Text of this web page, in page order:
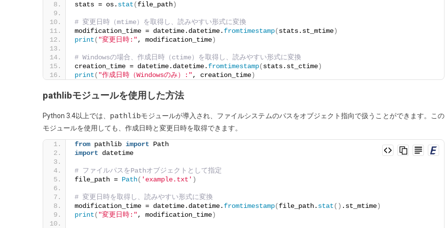
時
を
取
得
す
法
は？
stats = os. stat(file_path)
# 変更日時（mtime）を取得し、読みやすい形式に変換
modification_time = datetime.datetime. fromtimestamp(stats.st_mtime)
print( "変更日時:", modification_time)
# Windowsの場合、作成日時（ctime）を取得し、読みやすい形式に変換
creation_time = datetime.datetime. fromtimestamp(stats.st_ctime)
print( "作成日時（Windowsのみ）:", creation_time)
pathlibモジュールを使用した方法
Python 3.4以上では、 pathlibモジュールが導入され、ファイルシステムのパスをオブジェクト指向で扱うことができます。この
モジュールを使用しても、作成日時と変更日時を取得できます。
from pathlib import Path
import datetime
# ファイルパスをPathオブジェクトとして指定
file_path = Path( 'example.txt' )
# 変更日時を取得し、読みやすい形式に変換
modification_time = datetime.datetime. fromtimestamp(file_path. stat() .st_mtime)
print( "変更日時:", modification_time)